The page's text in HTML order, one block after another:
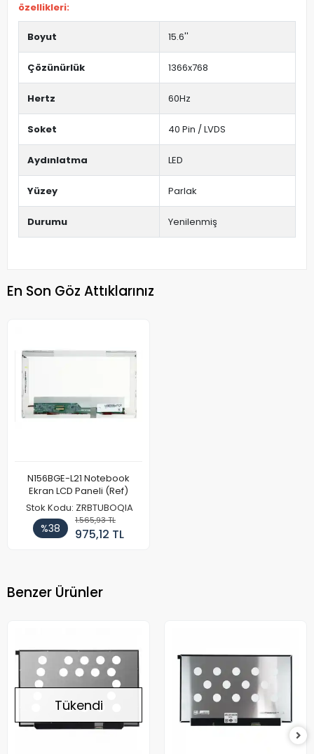
özellikleri:
Boyut 15.6''
Çözünürlük 1366x768
Hertz 60Hz
Soket 40 Pin / LVDS
Aydınlatma LED
Yüzey Parlak
Durumu Yenilenmiş
En Son Göz Attıklarınız
N156BGE-L21 Notebook
Ekran LCD Paneli (Ref)
Stok Kodu: ZRBTUBOQIA
%38
1.565,93 TL
975,12 TL
Benzer Ürünler
Tükendi